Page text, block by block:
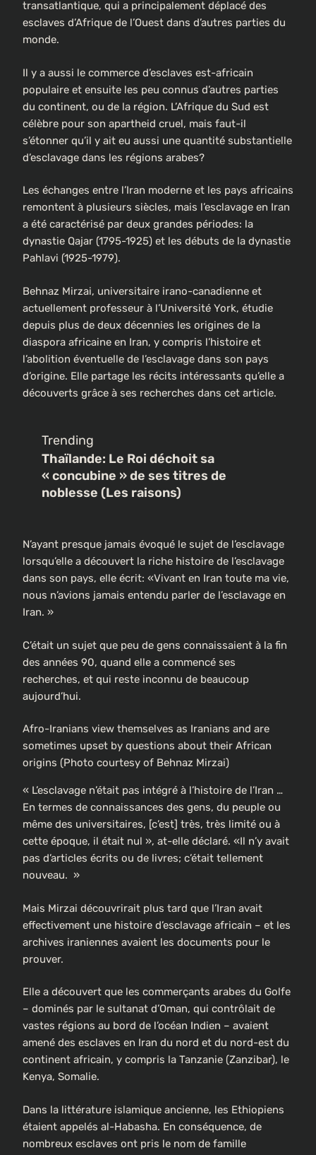
transatlantique, qui a principalement déplacé des
esclaves d’Afrique de l’Ouest dans d’autres parties du
monde.
Il y a aussi le commerce d’esclaves est-africain
populaire et ensuite les peu connus d’autres parties
du continent, ou de la région. L’Afrique du Sud est
célèbre pour son apartheid cruel, mais faut-il
s’étonner qu’il y ait eu aussi une quantité substantielle
d’esclavage dans les régions arabes?
Les échanges entre l’Iran moderne et les pays africains
remontent à plusieurs siècles, mais l’esclavage en Iran
a été caractérisé par deux grandes périodes: la
dynastie Qajar (1795-1925) et les débuts de la dynastie
Pahlavi (1925-1979).
Behnaz Mirzai, universitaire irano-canadienne et
actuellement professeur à l’Université York, étudie
depuis plus de deux décennies les origines de la
diaspora africaine en Iran, y compris l’histoire et
l’abolition éventuelle de l’esclavage dans son pays
d’origine. Elle partage les récits intéressants qu’elle a
découverts grâce à ses recherches dans cet article.
Trending
Thaïlande: Le Roi déchoit sa
« concubine » de ses titres de
noblesse (Les raisons)
N’ayant presque jamais évoqué le sujet de l’esclavage
lorsqu’elle a découvert la riche histoire de l’esclavage
dans son pays, elle écrit: «Vivant en Iran toute ma vie,
nous n’avions jamais entendu parler de l’esclavage en
Iran. »
C’était un sujet que peu de gens connaissaient à la fin
des années 90, quand elle a commencé ses
recherches, et qui reste inconnu de beaucoup
aujourd’hui.
Afro-Iranians view themselves as Iranians and are
sometimes upset by questions about their African
origins (Photo courtesy of Behnaz Mirzai)
« L’esclavage n’était pas intégré à l’histoire de l’Iran …
En termes de connaissances des gens, du peuple ou
même des universitaires, [c’est] très, très limité ou à
cette époque, il était nul », at-elle déclaré. «Il n’y avait
pas d’articles écrits ou de livres; c’était tellement
nouveau. »
Mais Mirzai découvrirait plus tard que l’Iran avait
effectivement une histoire d’esclavage africain – et les
archives iraniennes avaient les documents pour le
prouver.
Elle a découvert que les commerçants arabes du Golfe
– dominés par le sultanat d’Oman, qui contrôlait de
vastes régions au bord de l’océan Indien – avaient
amené des esclaves en Iran du nord et du nord-est du
continent africain, y compris la Tanzanie (Zanzibar), le
Kenya, Somalie.
Dans la littérature islamique ancienne, les Ethiopiens
étaient appelés al-Habasha. En conséquence, de
nombreux esclaves ont pris le nom de famille